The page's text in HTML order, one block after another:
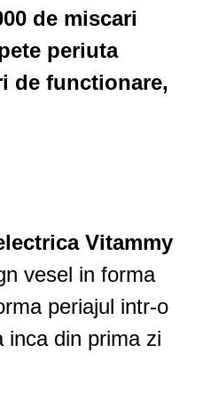
de miscari
periuta
de functionare,
Vitammy
vesel in forma
periajul intr-o
inca din prima zi